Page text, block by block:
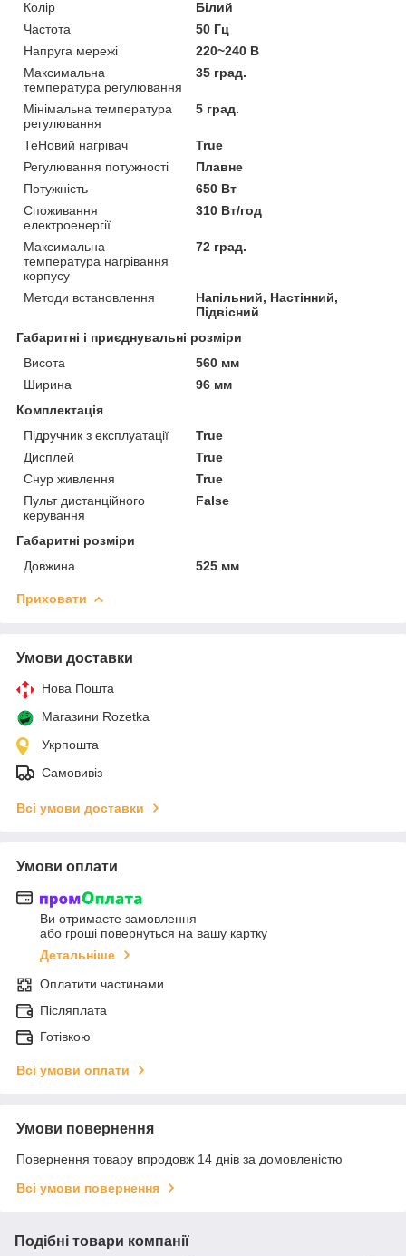
Колір
Білий
Частота
50 Гц
Напруга мережі
220~240 В
Максимальна
температура регулювання
35 град.
Мінімальна температура
регулювання
5 град.
ТеНовий нагрівач
True
Регулювання потужності
Плавне
Потужність
650 Вт
Споживання
електроенергії
310 Вт/год
Максимальна
температура нагрівання
корпусу
72 град.
Методи встановлення
Напільний, Настінний,
Підвісний
Габаритні і приєднувальні розміри
Висота
560 мм
Ширина
96 мм
Комплектація
Підручник з експлуатації
True
Дисплей
True
Снур живлення
True
Пульт дистанційного
керування
False
Габаритні розміри
Довжина
525 мм
Приховати
Умови доставки
Нова Пошта
Магазини Rozetka
Укрпошта
Самовивіз
Всі умови доставки
Умови оплати
Ви отримаєте замовлення
або гроші повернуться на вашу картку
Детальніше
Оплатити частинами
Післяплата
Готівкою
Всі умови оплати
Умови повернення
Повернення товару впродовж 14 днів за домовленістю
Всі умови повернення
Подібні товари компанії